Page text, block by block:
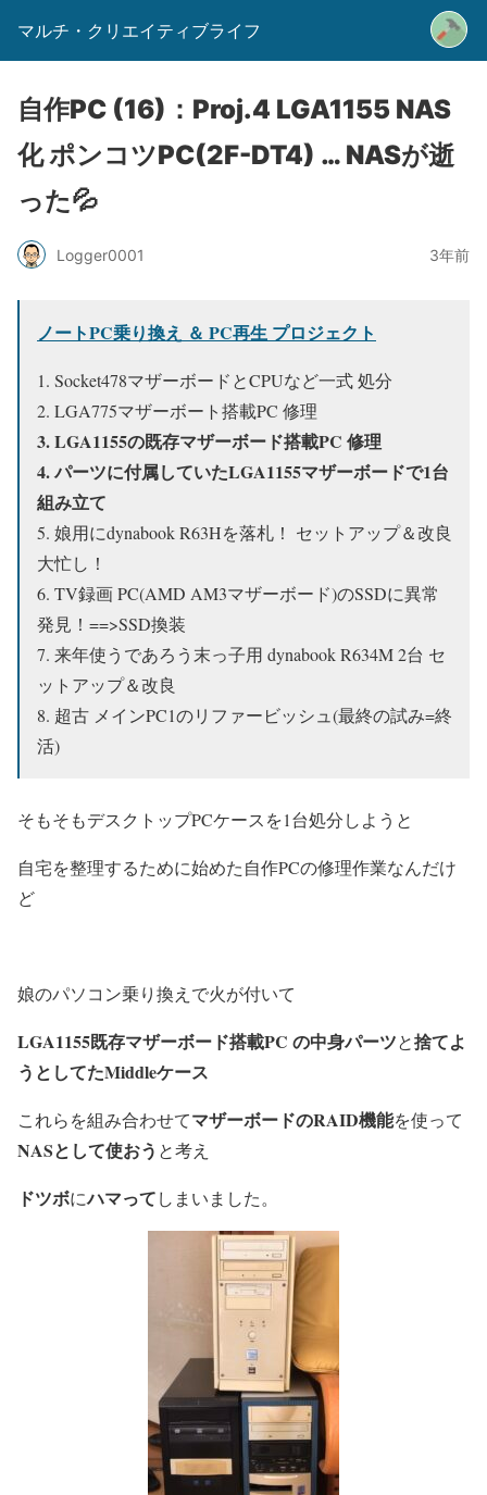
マルチ・クリエイティブライフ
自作PC (16)：Proj.4 LGA1155 NAS
化 ポンコツPC(2F-DT4) … NASが逝
った💦
Logger0001 3年前
ノートPC乗り換え ＆ PC再生 プロジェクト
1. Socket478マザーボードとCPUなど一式 処分
2. LGA775マザーボート搭載PC 修理
3. LGA1155の既存マザーボード搭載PC 修理
4. パーツに付属していたLGA1155マザーボードで1台
組み立て
5. 娘用にdynabook R63Hを落札！ セットアップ＆改良
大忙し！
6. TV録画 PC(AMD AM3マザーボード)のSSDに異常
発見！==>SSD換装
7. 来年使うであろう末っ子用 dynabook R634M 2台 セ
ットアップ＆改良
8. 超古 メインPC1のリファービッシュ(最終の試み=終
活)
そもそもデスクトップPCケースを1台処分しようと
自宅を整理するために始めた自作PCの修理作業なんだけ
ど
娘のパソコン乗り換えで火が付いて
LGA1155既存マザーボード搭載PC の中身パーツと捨てよ
うとしてたMiddleケース
これらを組み合わせてマザーボードのRAID機能を使って
NASとして使おう と考え
ドツボにハマってしまいました。